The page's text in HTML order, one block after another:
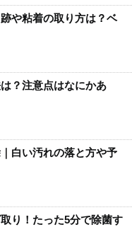
や粘着の取り方は？ベ
？注意点はなにかあ
白い汚れの落と方や予
り！たった5分で除菌す